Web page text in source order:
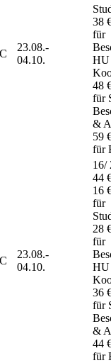
23.08.-
04.10.
38
für
48
für
&
59
für
23.08.-
04.10.
16/
44
16
für
28
für
36
für
&
44
für